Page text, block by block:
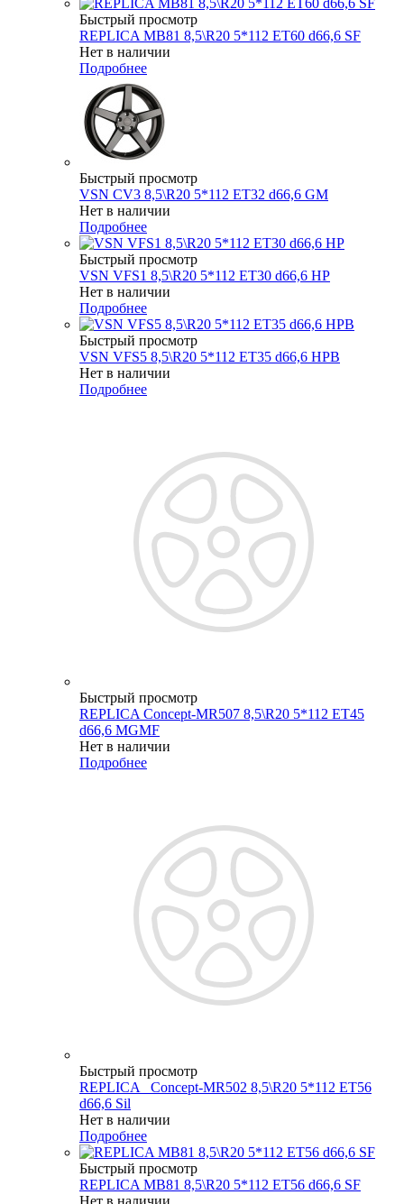
Быстрый просмотр
REPLICA MB81 8,5\R20 5*112 ET60 d66,6 SF
Нет в наличии
Подробнее
Быстрый просмотр
VSN CV3 8,5\R20 5*112 ET32 d66,6 GM
Нет в наличии
Подробнее
Быстрый просмотр
VSN VFS1 8,5\R20 5*112 ET30 d66,6 HP
Нет в наличии
Подробнее
Быстрый просмотр
VSN VFS5 8,5\R20 5*112 ET35 d66,6 HPB
Нет в наличии
Подробнее
Быстрый просмотр
REPLICA Concept-MR507 8,5\R20 5*112 ET45
d66,6 MGMF
Нет в наличии
Подробнее
Быстрый просмотр
REPLICA _Concept-MR502 8,5\R20 5*112 ET56
d66,6 Sil
Нет в наличии
Подробнее
Быстрый просмотр
REPLICA MB81 8,5\R20 5*112 ET56 d66,6 SF
Нет в наличии